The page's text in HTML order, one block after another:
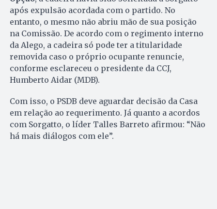
após expulsão acordada com o partido. No
entanto, o mesmo não abriu mão de sua posição
na Comissão. De acordo com o regimento interno
da Alego, a cadeira só pode ter a titularidade
removida caso o próprio ocupante renuncie,
conforme esclareceu o presidente da CCJ,
Humberto Aidar (MDB).
Com isso, o PSDB deve aguardar decisão da Casa
em relação ao requerimento. Já quanto a acordos
com Sorgatto, o líder Talles Barreto afirmou: “Não
há mais diálogos com ele”.